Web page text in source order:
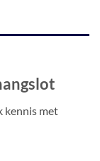
kennis met